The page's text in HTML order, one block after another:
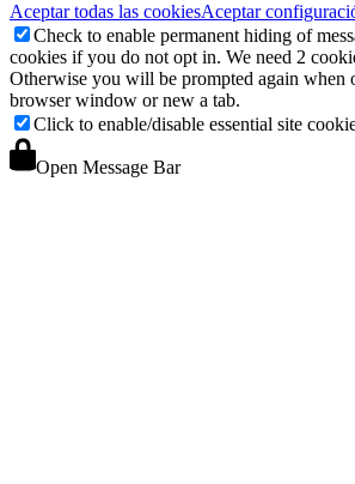
Aceptar todas las cookiesAceptar
Check to enable permanent hiding of
cookies if you do not opt in. We need 2
Otherwise you will be prompted again when
browser window or new a tab.
Click to enable/disable essential site
Open Message Bar